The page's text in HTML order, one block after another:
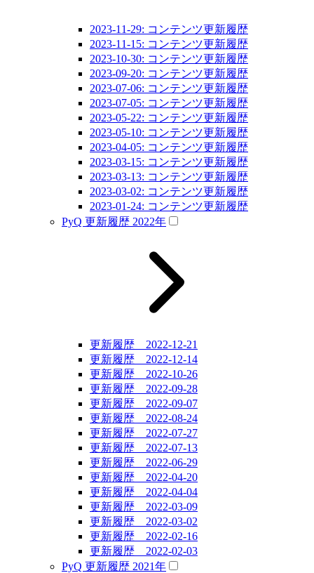
2023-11-29: コンテンツ更新履歴
2023-11-15: コンテンツ更新履歴
2023-10-30: コンテンツ更新履歴
2023-09-20: コンテンツ更新履歴
2023-07-06: コンテンツ更新履歴
2023-07-05: コンテンツ更新履歴
2023-05-22: コンテンツ更新履歴
2023-05-10: コンテンツ更新履歴
2023-04-05: コンテンツ更新履歴
2023-03-15: コンテンツ更新履歴
2023-03-13: コンテンツ更新履歴
2023-03-02: コンテンツ更新履歴
2023-01-24: コンテンツ更新履歴
PyQ 更新履歴 2022年
更新履歴 2022-12-21
更新履歴 2022-12-14
更新履歴 2022-10-26
更新履歴 2022-09-28
更新履歴 2022-09-07
更新履歴 2022-08-24
更新履歴 2022-07-27
更新履歴 2022-07-13
更新履歴 2022-06-29
更新履歴 2022-04-20
更新履歴 2022-04-04
更新履歴 2022-03-09
更新履歴 2022-03-02
更新履歴 2022-02-16
更新履歴 2022-02-03
PyQ 更新履歴 2021年